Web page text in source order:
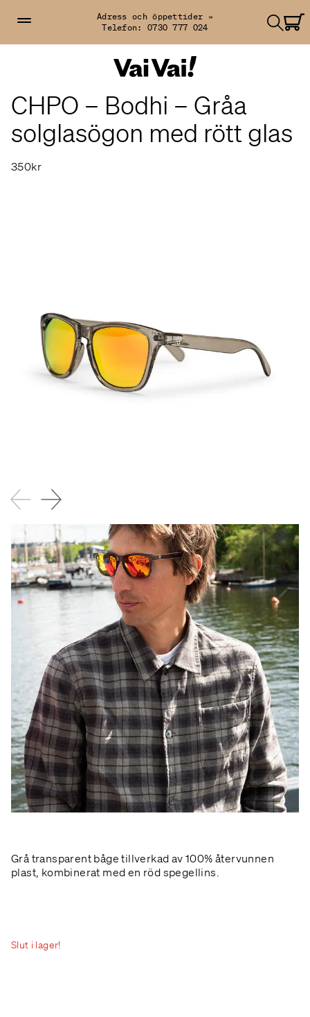
Adress och öppettider »
Telefon: 0730 777 024
CHPO – Bodhi – Gråa
solglasögon med rött glas
350kr
Grå transparent båge tillverkad av 100% återvunnen
plast, kombinerat med en röd spegellins.
Slut i lager!